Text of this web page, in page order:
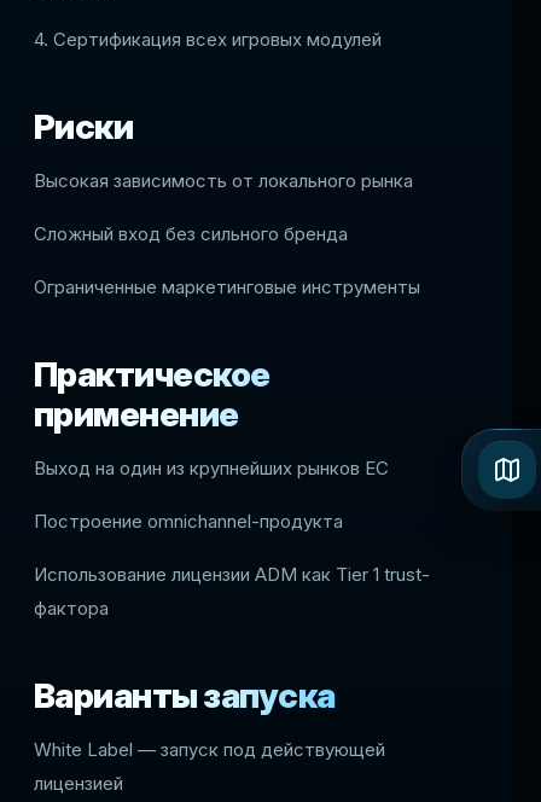
4. Сертификация всех игровых модулей
Риски
Высокая зависимость от локального рынка
Сложный вход без сильного бренда
Ограниченные маркетинговые инструменты
Практическое
применение
Выход на один из крупнейших рынков ЕС
Построение omnichannel-продукта
Использование лицензии ADM как Tier 1 trust-
фактора
Варианты запуска
White Label — запуск под действующей
лицензией